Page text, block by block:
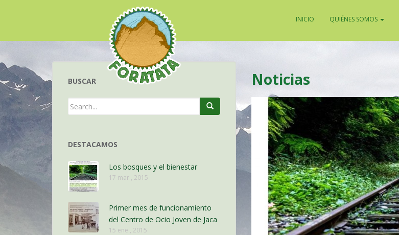
INICIO QUIÉNES SOMOS
Noticias
BUSCAR
DESTACAMOS
Los bosques y el bienestar
17 mar , 2015
Primer mes de funcionamiento
del Centro de Ocio Joven de Jaca
15 ene , 2015